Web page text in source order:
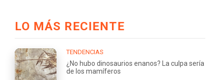
LO MÁS RECIENTE
TENDENCIAS
¿No hubo dinosaurios enanos? La culpa sería
de los mamíferos